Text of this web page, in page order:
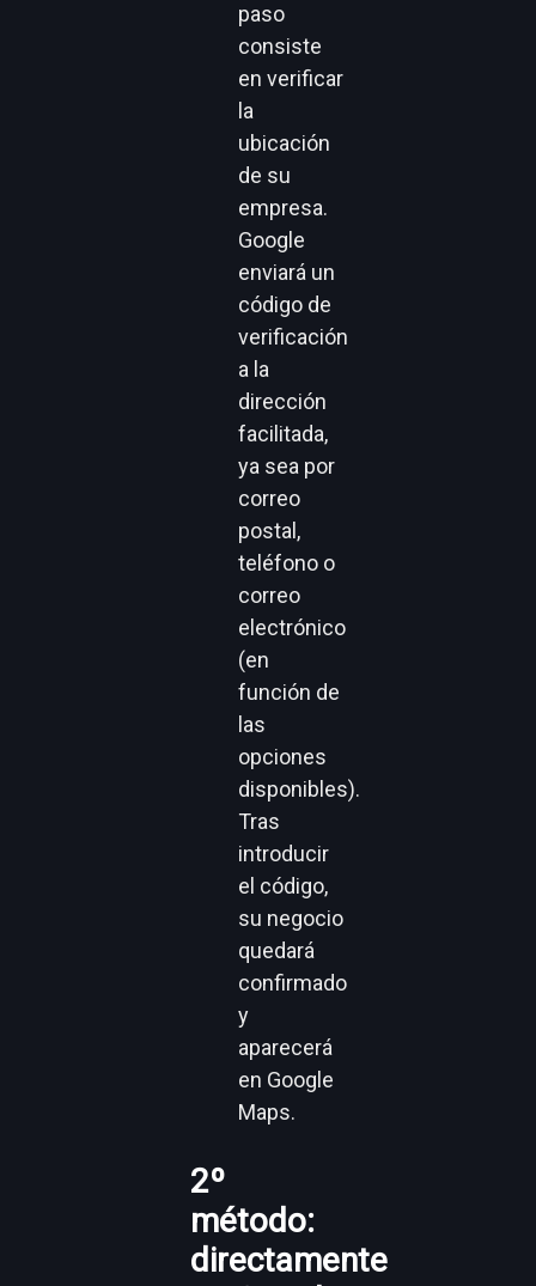
paso
consiste
en verificar
la
ubicación
de su
empresa.
Google
enviará un
código de
verificación
a la
dirección
facilitada,
ya sea por
correo
postal,
teléfono o
correo
electrónico
(en
función de
las
opciones
disponibles).
Tras
introducir
el código,
su negocio
quedará
confirmado
y
aparecerá
en Google
Maps.
2º
método:
directamente